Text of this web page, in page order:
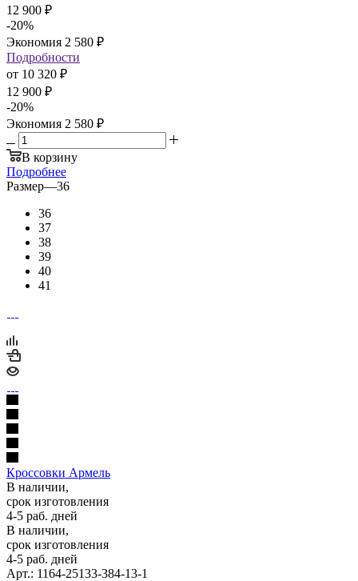
12 900 ₽
-20%
Экономия 2 580 ₽
Подробности
от 10 320 ₽
12 900 ₽
-20%
Экономия 2 580 ₽
В корзину
Подробнее
Размер—36
36
37
38
39
40
41
Кроссовки Армель
В наличии,
срок изготовления
4-5 раб. дней
В наличии,
срок изготовления
4-5 раб. дней
Арт.: 1164-25133-384-13-1